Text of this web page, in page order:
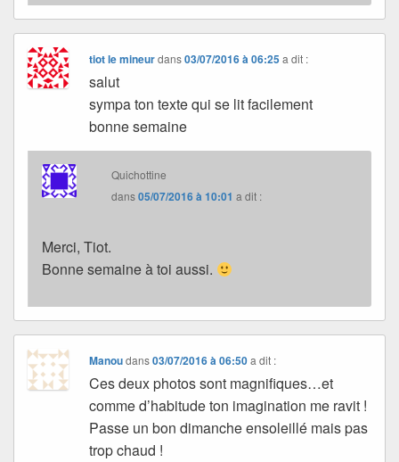
tiot le mineurdans03/07/2016 à 06:25 a dit :
salut
sympa ton texte qui se lit facilement
bonne semaine
Quichottine
dans05/07/2016 à 10:01 a dit :
Merci, Tiot.
Bonne semaine à toi aussi.
Manoudans03/07/2016 à 06:50 a dit :
Ces deux photos sont magnifiques…et
comme d’habitude ton imagination me ravit !
Passe un bon dimanche ensoleillé mais pas
trop chaud !